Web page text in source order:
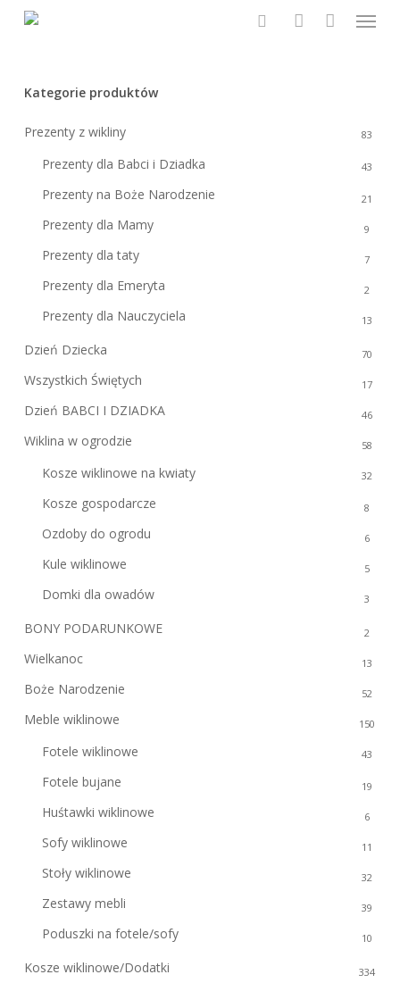
Menu
Kategorie produktów
Prezenty z wikliny 83
Prezenty dla Babci i Dziadka 43
Prezenty na Boże Narodzenie 21
Prezenty dla Mamy 9
Prezenty dla taty 7
Prezenty dla Emeryta 2
Prezenty dla Nauczyciela 13
Dzień Dziecka 70
Wszystkich Świętych 17
Dzień BABCI I DZIADKA 46
Wiklina w ogrodzie 58
Kosze wiklinowe na kwiaty 32
Kosze gospodarcze 8
Ozdoby do ogrodu 6
Kule wiklinowe 5
Domki dla owadów 3
BONY PODARUNKOWE 2
Wielkanoc 13
Boże Narodzenie 52
Meble wiklinowe 150
Fotele wiklinowe 43
Fotele bujane 19
Huśtawki wiklinowe 6
Sofy wiklinowe 11
Stoły wiklinowe 32
Zestawy mebli 39
Poduszki na fotele/sofy 10
Kosze wiklinowe/Dodatki 334